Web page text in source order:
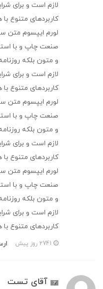
لازم است و برای
کاربردهای متنوع
لورم ایپسوم متن
صنعت چاپ و با
و متون بلکه
لازم است و برای
کاربردهای متنوع
لورم ایپسوم متن
صنعت چاپ و با
و متون بلکه
لازم است و برای
کاربردهای متنوع
لورم ایپسوم متن
صنعت چاپ و با
و متون بلکه
لازم است و برای
کاربردهای متنوع
آقای تست